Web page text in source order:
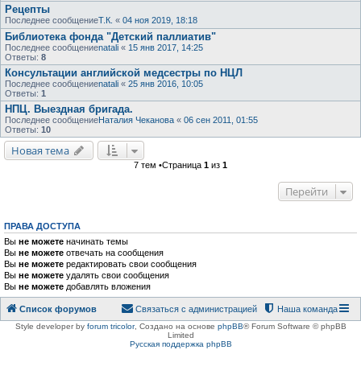
Рецепты
Последнее сообщениеТ.К. « 04 ноя 2019, 18:18
Библиотека фонда "Детский паллиатив"
Последнее сообщениеnatali « 15 янв 2017, 14:25
Ответы: 8
Консультации английской медсестры по НЦЛ
Последнее сообщениеnatali « 25 янв 2016, 10:05
Ответы: 1
НПЦ. Выездная бригада.
Последнее сообщениеНаталия Чеканова « 06 сен 2011, 01:55
Ответы: 10
Новая тема
7 тем •Страница 1 из 1
Перейти
ПРАВА ДОСТУПА
Вы не можете начинать темы
Вы не можете отвечать на сообщения
Вы не можете редактировать свои сообщения
Вы не можете удалять свои сообщения
Вы не можете добавлять вложения
Список форумов Наша команда
Связаться с администрацией
Style developer by forum tricolor, Создано на основе phpBB® Forum Software © phpBB
Limited
Русская поддержка phpBB